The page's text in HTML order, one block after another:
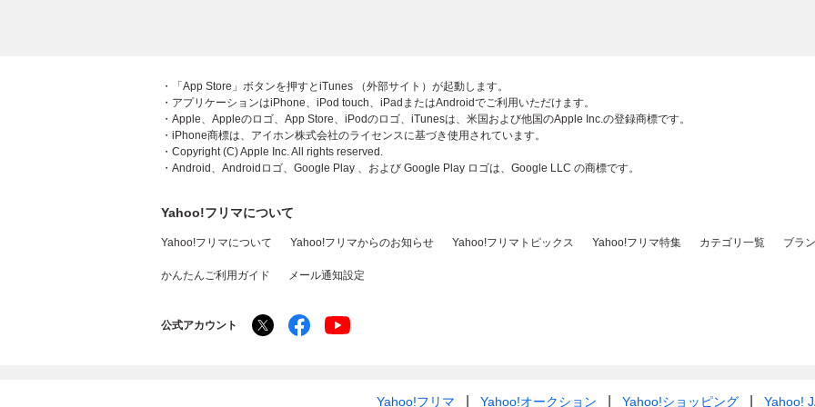
・「App Store」ボタンを押すとiTunes （外部サイト）が起動します。
・アプリケーションはiPhone、iPod touch、iPadまたはAndroidでご利用いただけます。
・Apple、Appleのロゴ、App Store、iPodのロゴ、iTunesは、米国および他国のApple Inc.の登録商標です。
・iPhone商標は、アイホン株式会社のライセンスに基づき使用されています。
・Copyright (C) Apple Inc. All rights reserved.
・Android、Androidロゴ、Google Play 、および Google Play ロゴは、Google LLC の商標です。
Yahoo!フリマについて
Yahoo!フリマについて Yahoo!フリマからのお知らせ Yahoo!フリマトピックス Yahoo!フリマ特集 カテゴリ一覧 ブラ
かんたんご利用ガイド メール通知設定
公式アカウント
Yahoo!フリマ Yahoo!オークション Yahoo!ショッピング Yahoo!